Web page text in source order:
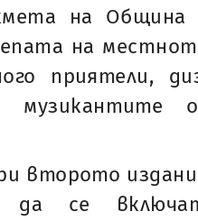
на Община
на
приятели,
музикантите
второто
да се